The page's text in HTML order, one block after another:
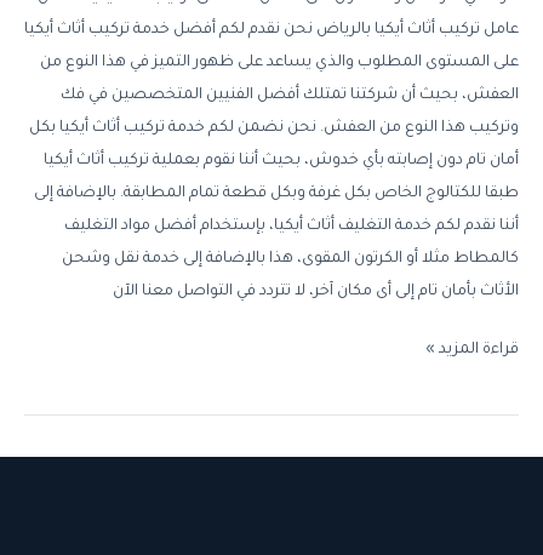
عامل تركيب أثاث أيكيا بالرياض نحن نقدم لكم أفضل خدمة تركيب أثاث أيكيا
على المستوى المطلوب والذي يساعد على ظهور التميز في هذا النوع من
العفش، بحيث أن شركتنا تمتلك أفضل الفنيين المتخصصين في فك
وتركيب هذا النوع من العفش. نحن نضمن لكم خدمة تركيب أثاث أيكيا بكل
أمان تام دون إصابته بأي خدوش، بحيث أننا نقوم بعملية تركيب أثاث أيكيا
طبقا للكتالوج الخاص بكل غرفة وبكل قطعة تمام المطابقة. بالإضافة إلى
أننا نقدم لكم خدمة التغليف أثاث أيكيا، بإستخدام أفضل مواد التغليف
كالمطاط مثلا أو الكرتون المقوى، هذا بالإضافة إلى خدمة نقل وشحن
الأثاث بأمان تام إلى أى مكان آخر، لا تتردد في التواصل معنا الآن
قراءة المزيد »